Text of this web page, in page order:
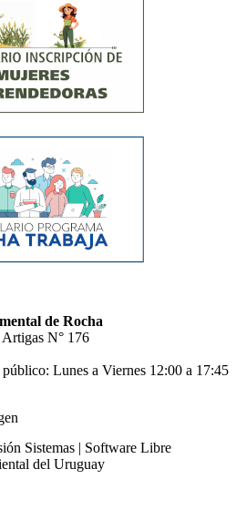
de Rocha
N° 176
Lunes a Viernes 12:00 a 17:45
Sistemas | Software Libre
del Uruguay